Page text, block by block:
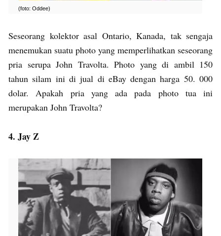
(foto: Oddee)
Seseorang kolektor asal Ontario, Kanada, tak sengaja
menemukan suatu photo yang memperlihatkan seseorang
pria serupa John Travolta. Photo yang di ambil 150
tahun silam ini di jual di eBay dengan harga 50. 000
dolar. Apakah pria yang ada pada photo tua ini
merupakan John Travolta?
4. Jay Z